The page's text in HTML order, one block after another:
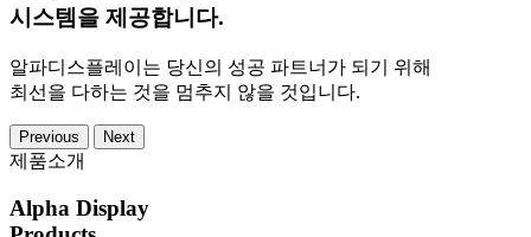
시스템을 제공합니다.
알파디스플레이는 당신의 성공 파트너가 되기 위해
최선을 다하는 것을 멈추지 않을 것입니다.
Previous Next
제품소개
Alpha Display